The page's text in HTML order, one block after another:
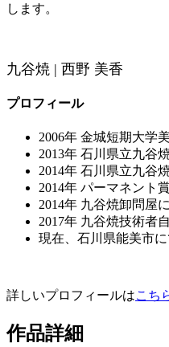
します。
九谷焼 | 西野 美香
プロフィール
2006年 金城短期大学
2013年 石川県立九谷
2014年 石川県立九谷
2014年 パーマネント
2014年 九谷焼卸問屋
2017年 九谷焼技術者
現在、石川県能美市
詳しいプロフィールはこち
作品詳細